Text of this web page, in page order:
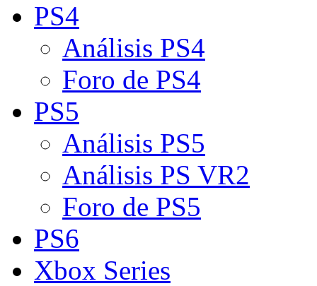
PS4
Análisis PS4
Foro de PS4
PS5
Análisis PS5
Análisis PS VR2
Foro de PS5
PS6
Xbox Series